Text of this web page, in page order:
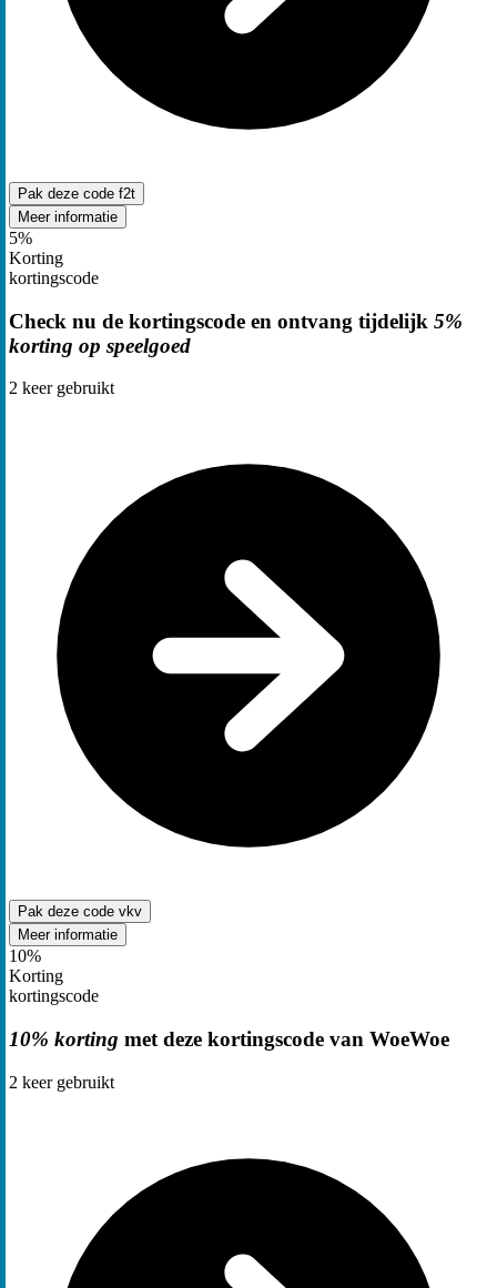
Pak deze code f2t
Meer informatie
5%
Korting
kortingscode
Check nu de kortingscode en ontvang tijdelijk 5%
korting op speelgoed
2 keer gebruikt
Pak deze code vkv
Meer informatie
10%
Korting
kortingscode
10% korting met deze kortingscode van WoeWoe
2 keer gebruikt